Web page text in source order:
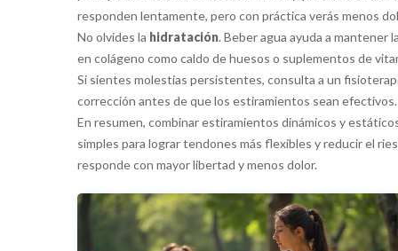
responden lentamente, pero con práctica verás menos
No olvides la hidratación. Beber agua ayuda a mantener
en colágeno como caldo de huesos o suplementos de
Si sientes molestias persistentes, consulta a un
corrección antes de que los estiramientos sean efectivos.
En resumen, combinar estiramientos dinámicos y
simples para lograr tendones más flexibles y reducir el
responde con mayor libertad y menos dolor.